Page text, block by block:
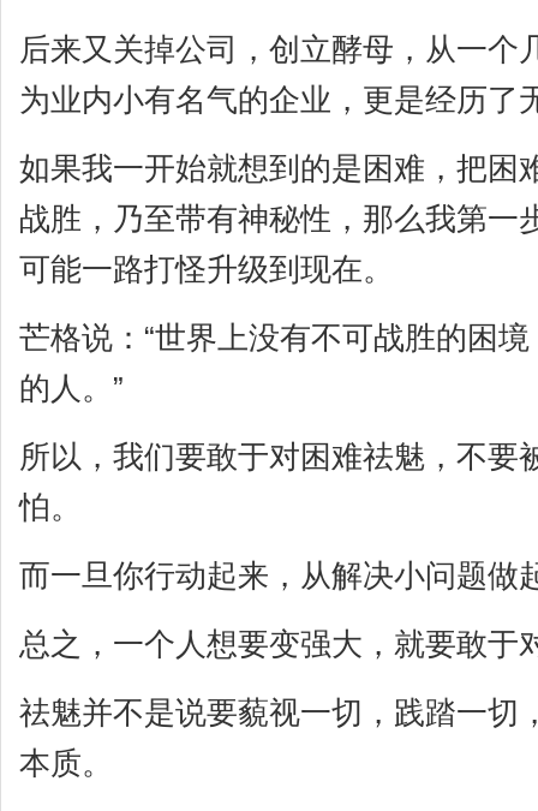
后来又关掉公司，创立酵母，从一个
为业内小有名气的企业，更是经历了
如果我一开始就想到的是困难，把困
战胜，乃至带有神秘性，那么我第一
可能一路打怪升级到现在。
芒格说：“世界上没有不可战胜的困
的人。”
所以，我们要敢于对困难祛魅，不要
怕。
而一旦你行动起来，从解决小问题做
总之，一个人想要变强大，就要敢于
祛魅并不是说要藐视一切，践踏一切
本质。